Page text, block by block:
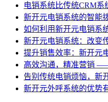
电销系统比传统CRM系
新开元电销系统的智能
如何利用新开元电销系
新开元电销系统：改变
提升销售效率：新开元
高效沟通，精准营销
告别传统电销烦恼，新
新开元外呼系统的优势